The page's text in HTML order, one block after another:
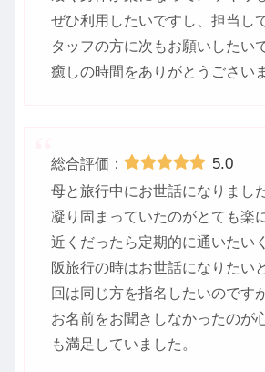
ぜひ利用したいですし、担当し
タッフの方に次もお願いしたい
癒しの時間をありがとうごさい
総合評価： 5.0
母と旅行中にお世話になりまし
凝り固まっていたのがとても楽
近くだったら定期的に通いたい
阪旅行の時はお世話になりたい
回は同じ方を指名したいのです
お名前をお聞きしなかったのが
も満足していました。